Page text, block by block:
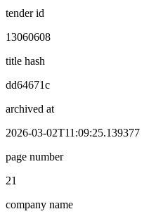
tender id
13060608
title hash
dd64671c
archived at
2026-03-02T11:09:25.139377
page number
21
company name